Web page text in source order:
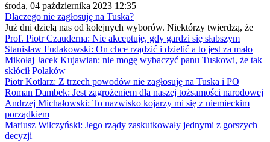
środa, 04 października 2023 12:35
Dlaczego nie zagłosuję na Tuska?
Już dni dzielą nas od kolejnych wyborów. Niektórzy twierdzą, że
Prof. Piotr Czauderna: Nie akceptuję, gdy gardzi się słabszym
Stanisław Fudakowski: On chce rządzić i dzielić a to jest za mało
Mikołaj Jacek Kujawian: nie mogę wybaczyć panu Tuskowi, że tak
skłócił Polaków
Piotr Kotlarz: Z trzech powodów nie zagłosuję na Tuska i PO
Roman Dambek: Jest zagrożeniem dla naszej tożsamości narodowej
Andrzej Michałowski: To nazwisko kojarzy mi się z niemieckim
porządkiem
Mariusz Wilczyński: Jego rządy zaskutkowały jednymi z gorszych
decyzji